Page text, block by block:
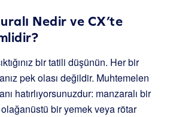
Nedir ve CX’te
bir tatili düşünün. Her bir
pek olası değildir. Muhtemelen
hatırlıyorsunuzdur: manzaralı bir
bir yemek veya rötar